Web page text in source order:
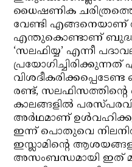
ധൈഷണിക
വേണ്ടി എങ്ങനെയാണ്
എന്തുകൊണ്ടാണ്
‘സലഫിയ്യ’ എന്നീ
രണ്ട്, സലഫിസത്തിന്റെ
കാലങ്ങളില്‍
അര്‍ഥമാണ്
ഇന്ന് പൊതുവെ
ഇസ്ലാമിന്റെ
അസംബന്ധമായി ഇത്